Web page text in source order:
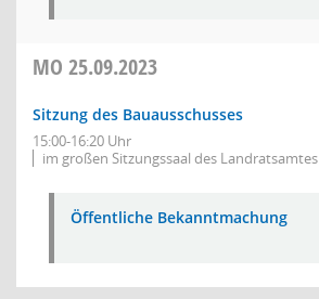
MO 25.09.2023
Sitzung des Bauausschusses
15:00-16:20 Uhr
im großen Sitzungssaal des Landratsamtes
Öffentliche Bekanntmachung